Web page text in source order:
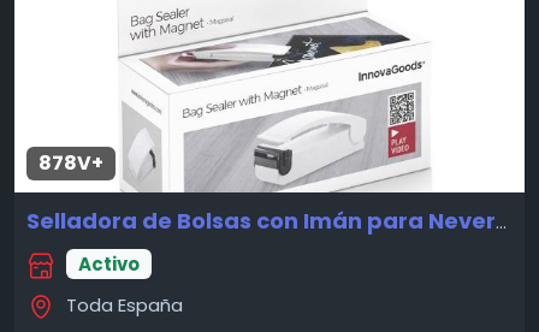
878V+
Selladora de Bolsas con Imán para Nevera Magseal InnovaGoods
Activo
Toda España